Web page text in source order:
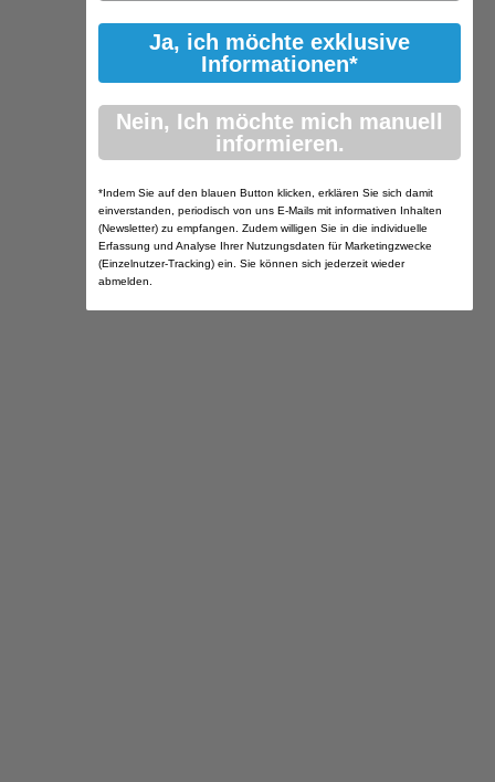
Ja, ich möchte exklusive
Informationen*
Nein, Ich möchte mich manuell
informieren.
*Indem Sie auf den blauen Button klicken, erklären Sie sich damit
einverstanden, periodisch von uns E-Mails mit informativen Inhalten
(Newsletter) zu empfangen. Zudem willigen Sie in die individuelle
Erfassung und Analyse Ihrer Nutzungsdaten für Marketingzwecke
(Einzelnutzer-Tracking) ein. Sie können sich jederzeit wieder
abmelden.